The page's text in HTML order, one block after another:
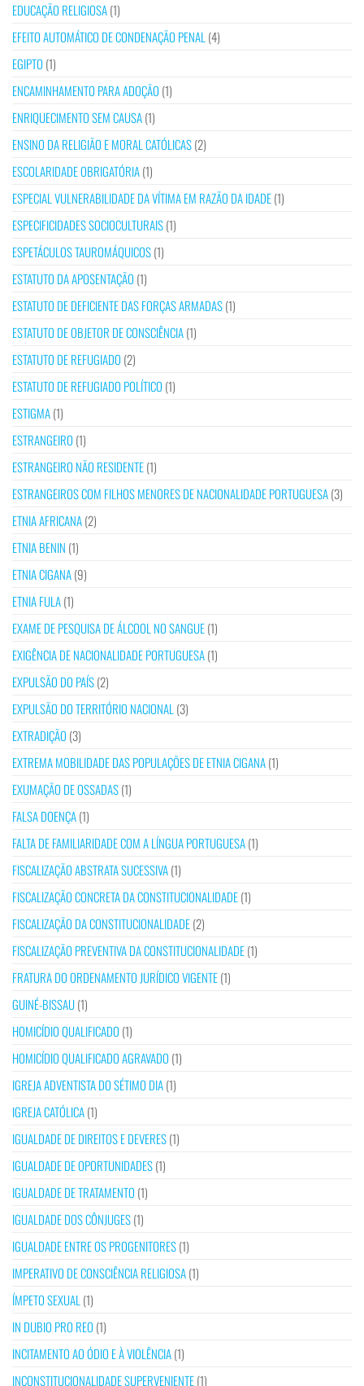
EDUCAÇÃO RELIGIOSA(1)
EFEITO AUTOMÁTICO DE CONDENAÇÃO PENAL (4)
EGIPTO (1)
ENCAMINHAMENTO PARA ADOÇÃO (1)
ENRIQUECIMENTO SEM CAUSA(1)
ENSINO DA RELIGIÃO E MORAL CATÓLICAS(2)
ESCOLARIDADE OBRIGATÓRIA(1)
ESPECIAL VULNERABILIDADE DA VÍTIMA EM RAZÃO DA IDADE(1)
ESPECIFICIDADES SOCIOCULTURAIS(1)
ESPETÁCULOS TAUROMÁQUICOS(1)
ESTATUTO DA APOSENTAÇÃO (1)
ESTATUTO DE DEFICIENTE DAS FORÇAS ARMADAS(1)
ESTATUTO DE OBJETOR DE CONSCIÊNCIA(1)
ESTATUTO DE REFUGIADO (2)
ESTATUTO DE REFUGIADO POLÍTICO (1)
ESTIGMA(1)
ESTRANGEIRO (1)
ESTRANGEIRO NÃO RESIDENTE(1)
ESTRANGEIROS COM FILHOS MENORES DE NACIONALIDADE PORTUGUESA(3)
ETNIA AFRICANA(2)
ETNIA BENIN (1)
ETNIA CIGANA(9)
ETNIA FULA(1)
EXAME DE PESQUISA DE ÁLCOOL NO SANGUE(1)
EXIGÊNCIA DE NACIONALIDADE PORTUGUESA(1)
EXPULSÃO DO PAÍS(2)
EXPULSÃO DO TERRITÓRIO NACIONAL (3)
EXTRADIÇÃO (3)
EXTREMA MOBILIDADE DAS POPULAÇÕES DE ETNIA CIGANA(1)
EXUMAÇÃO DE OSSADAS(1)
FALSA DOENÇA(1)
FALTA DE FAMILIARIDADE COM A LÍNGUA PORTUGUESA(1)
FISCALIZAÇÃO ABSTRATA SUCESSIVA(1)
FISCALIZAÇÃO CONCRETA DA CONSTITUCIONALIDADE(1)
FISCALIZAÇÃO DA CONSTITUCIONALIDADE(2)
FISCALIZAÇÃO PREVENTIVA DA CONSTITUCIONALIDADE(1)
FRATURA DO ORDENAMENTO JURÍDICO VIGENTE(1)
GUINÉ-BISSAU(1)
HOMICÍDIO QUALIFICADO (1)
HOMICÍDIO QUALIFICADO AGRAVADO (1)
IGREJA ADVENTISTA DO SÉTIMO DIA(1)
IGREJA CATÓLICA(1)
IGUALDADE DE DIREITOS E DEVERES(1)
IGUALDADE DE OPORTUNIDADES(1)
IGUALDADE DE TRATAMENTO (1)
IGUALDADE DOS CÔNJUGES(1)
IGUALDADE ENTRE OS PROGENITORES(1)
IMPERATIVO DE CONSCIÊNCIA RELIGIOSA(1)
ÍMPETO SEXUAL (1)
IN DUBIO PRO REO (1)
INCITAMENTO AO ÓDIO E À VIOLÊNCIA(1)
INCONSTITUCIONALIDADE SUPERVENIENTE(1)